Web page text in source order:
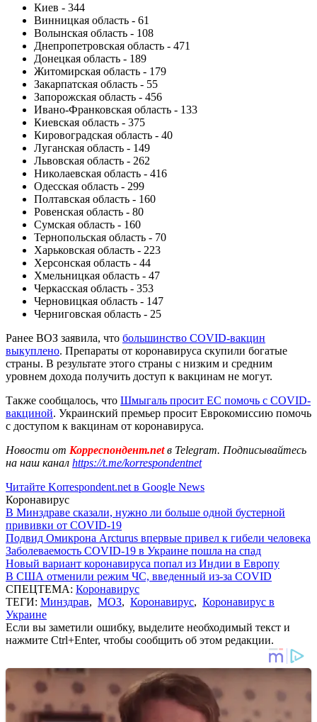
Киев - 344
Винницкая область - 61
Волынская область - 108
Днепропетровская область - 471
Донецкая область - 189
Житомирская область - 179
Закарпатская область - 55
Запорожская область - 456
Ивано-Франковская область - 133
Киевская область - 375
Кировоградская область - 40
Луганская область - 149
Львовская область - 262
Николаевская область - 416
Одесская область - 299
Полтавская область - 160
Ровенская область - 80
Сумская область - 160
Тернопольская область - 70
Харьковская область - 223
Херсонская область - 44
Хмельницкая область - 47
Черкасская область - 353
Черновицкая область - 147
Черниговская область - 25
Ранее ВОЗ заявила, что большинство COVID-вакцин
выкуплено. Препараты от коронавируса скупили богатые
страны. В результате этого страны с низким и средним
уровнем дохода получить доступ к вакцинам не могут.
Также сообщалось, что Шмыгаль просит ЕС помочь с COVID-
вакциной. Украинский премьер просит Еврокомиссию помочь
с доступом к вакцинам от коронавируса.
Новости от Корреспондент.netв Telegram. Подписывайтесь
на наш канал https://t.me/korrespondentnet
Читайте Korrespondent.net в Google News
Коронавирус
В Минздраве сказали, нужно ли больше одной бустерной
прививки от COVID-19
Подвид Омикрона Arcturus впервые привел к гибели человека
Заболеваемость COVID-19 в Украине пошла на спад
Новый вариант коронавируса попал из Индии в Европу
В США отменили режим ЧС, введенный из-за COVID
СПЕЦТЕМА: Коронавирус
ТЕГИ: Минздрав, МОЗ, Коронавирус, Коронавирус в
Украине
Если вы заметили ошибку, выделите необходимый текст и
нажмите Ctrl+Enter, чтобы сообщить об этом редакции.